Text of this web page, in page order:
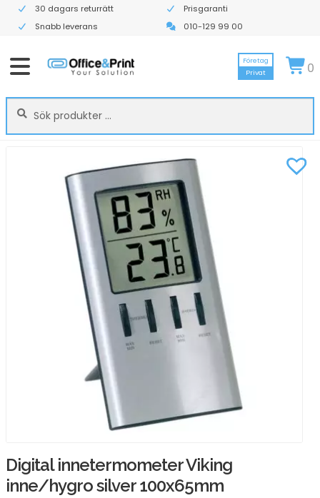
30 dagars returrätt
Prisgaranti
Snabb leverans
010-129 99 00
Sök
efter:
Sök
Företag
Privat
0
Digital innetermometer Viking
inne/hygro silver 100x65mm